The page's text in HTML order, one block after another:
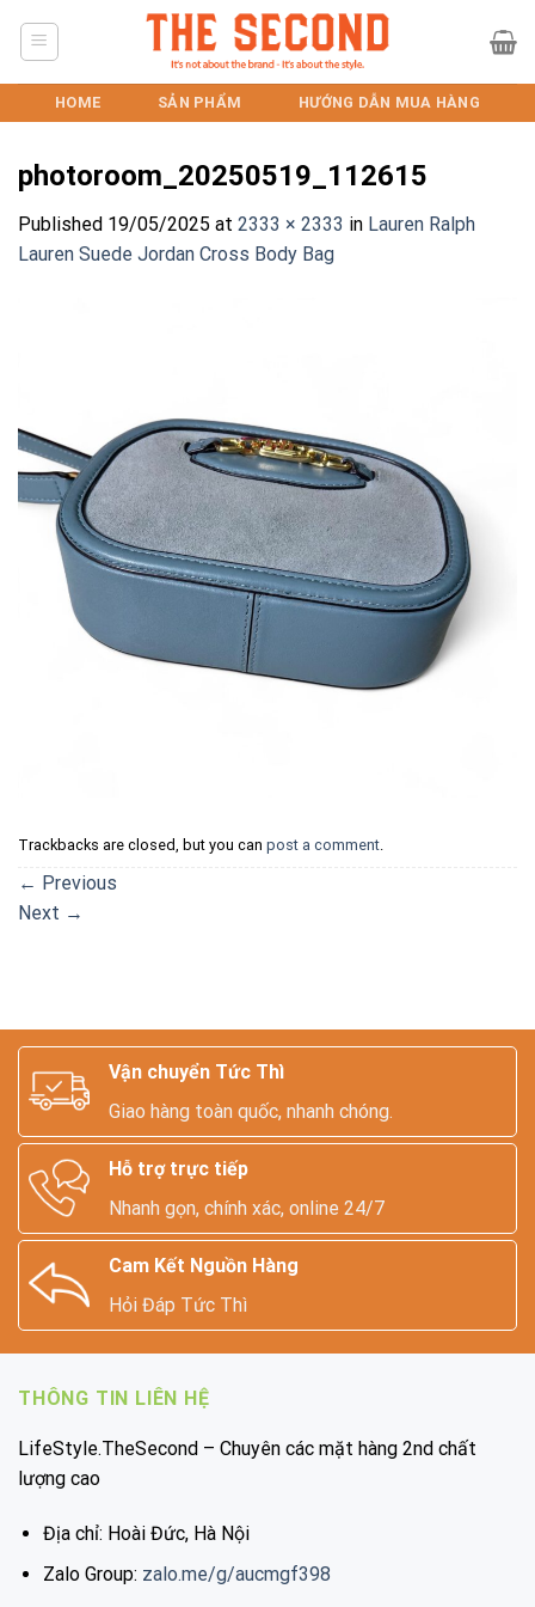
HOME SẢN PHẨM HƯỚNG DẪN MUA HÀNG
photoroom_20250519_112615
Published 19/05/2025 at 2333 × 2333 in Lauren Ralph
Lauren Suede Jordan Cross Body Bag
Trackbacks are closed, but you can post a comment.
← Previous
Next →
Vận chuyển Tức Thì
Giao hàng toàn quốc, nhanh chóng.
Hỗ trợ trực tiếp
Nhanh gọn, chính xác, online 24/7
Cam Kết Nguồn Hàng
Hỏi Đáp Tức Thì
THÔNG TIN LIÊN HỆ
LifeStyle.TheSecond – Chuyên các mặt hàng 2nd chất
lượng cao
Địa chỉ: Hoài Đức, Hà Nội
Zalo Group: zalo.me/g/aucmgf398